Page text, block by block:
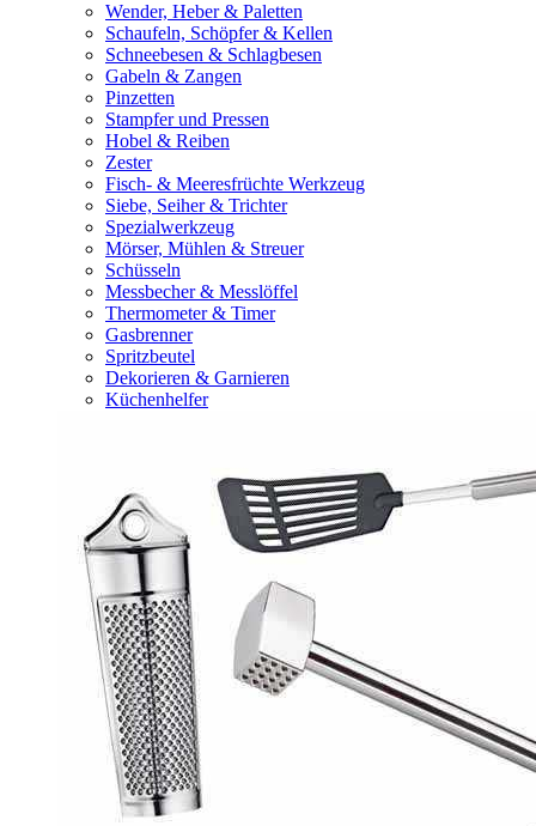
Wender, Heber & Paletten
Schaufeln, Schöpfer & Kellen
Schneebesen & Schlagbesen
Gabeln & Zangen
Pinzetten
Stampfer und Pressen
Hobel & Reiben
Zester
Fisch- & Meeresfrüchte Werkzeug
Siebe, Seiher & Trichter
Spezialwerkzeug
Mörser, Mühlen & Streuer
Schüsseln
Messbecher & Messlöffel
Thermometer & Timer
Gasbrenner
Spritzbeutel
Dekorieren & Garnieren
Küchenhelfer